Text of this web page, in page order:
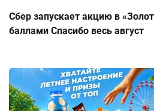
Сбер запускает акцию в
баллами Спасибо весь август